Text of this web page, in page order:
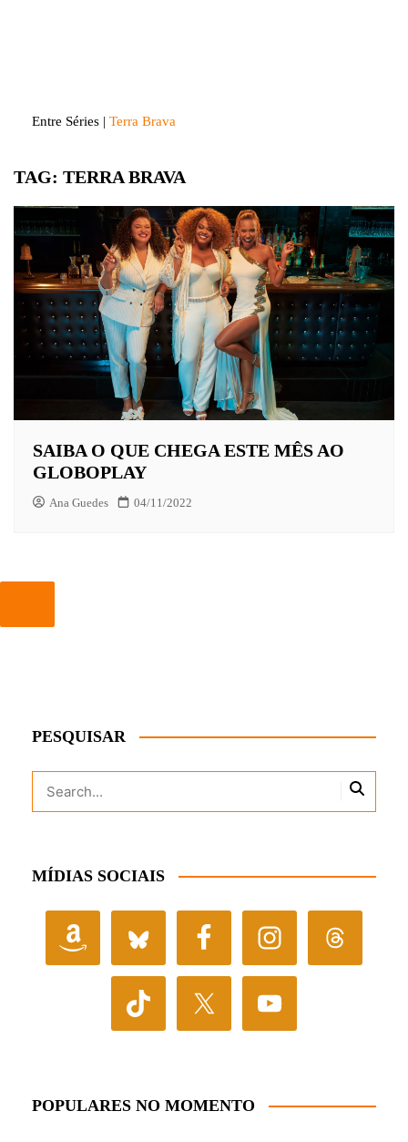
Entre Séries | Terra Brava
TAG: TERRA BRAVA
SAIBA O QUE CHEGA ESTE MÊS AO
GLOBOPLAY
Ana Guedes 04/11/2022
PESQUISAR
MÍDIAS SOCIAIS
POPULARES NO MOMENTO